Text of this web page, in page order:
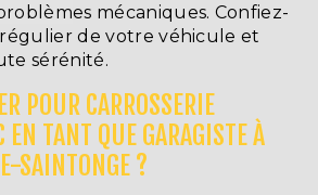
mécaniques. Confiez-
de votre véhicule et
sérénité.
POUR CARROSSERIE
EN TANT QUE GARAGISTE À
SAINTONGE ?